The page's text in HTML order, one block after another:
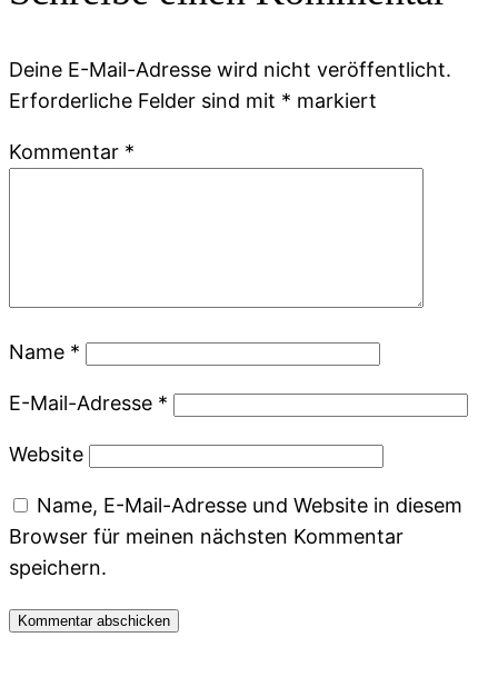
Deine E-Mail-Adresse wird nicht veröffentlicht.
Erforderliche Felder sind mit * markiert
Kommentar *
Name *
E-Mail-Adresse *
Website
Name, E-Mail-Adresse und Website in diesem
Browser für meinen nächsten Kommentar
speichern.